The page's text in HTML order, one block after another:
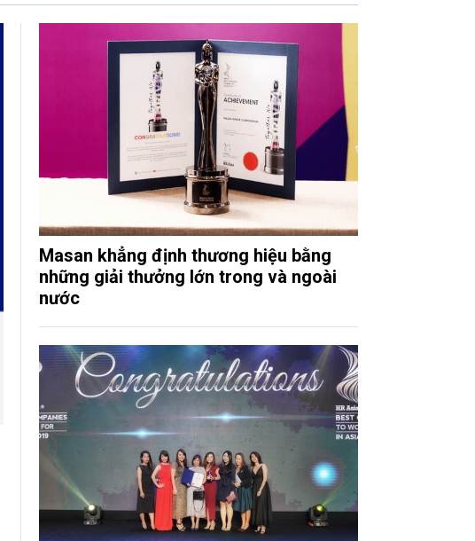
Masan khẳng định thương hiệu bằng
những giải thưởng lớn trong và ngoài
nước